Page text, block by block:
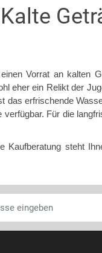
Vorrat an kalten
eher ein Relikt der
erfrischende
Für die
Kaufberatung steht